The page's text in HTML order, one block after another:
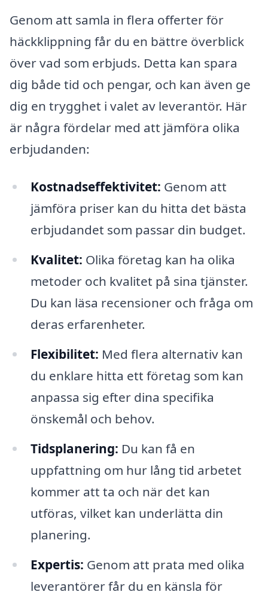
Genom att samla in flera offerter för
häckklippning får du en bättre överblick
över vad som erbjuds. Detta kan spara
dig både tid och pengar, och kan även ge
dig en trygghet i valet av leverantör. Här
är några fördelar med att jämföra olika
erbjudanden:
Kostnadseffektivitet: Genom att
jämföra priser kan du hitta det bästa
erbjudandet som passar din budget.
Kvalitet: Olika företag kan ha olika
metoder och kvalitet på sina tjänster.
Du kan läsa recensioner och fråga om
deras erfarenheter.
Flexibilitet: Med flera alternativ kan
du enklare hitta ett företag som kan
anpassa sig efter dina specifika
önskemål och behov.
Tidsplanering: Du kan få en
uppfattning om hur lång tid arbetet
kommer att ta och när det kan
utföras, vilket kan underlätta din
planering.
Expertis: Genom att prata med olika
leverantörer får du en känsla för